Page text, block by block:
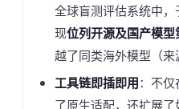
全球盲测评估系统中
现位列开源及国产模型
越了同类海外模型（来
工具链即插即用：不
了原生适配，还扩展